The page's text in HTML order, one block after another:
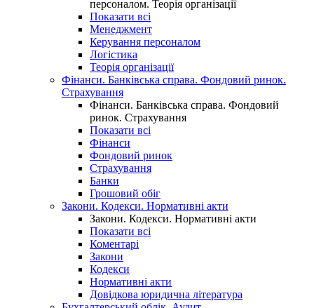
персоналом. Теорія організації
Показати всі
Менеджмент
Керування персоналом
Логістика
Теорія організації
Фінанси. Банківська справа. Фондовий ринок.
Страхування
Фінанси. Банківська справа. Фондовий
ринок. Страхування
Показати всі
Фінанси
Фондовий ринок
Страхування
Банки
Грошовий обіг
Закони. Кодекси. Нормативні акти
Закони. Кодекси. Нормативні акти
Показати всі
Коментарі
Закони
Кодекси
Нормативні акти
Довідкова юридична література